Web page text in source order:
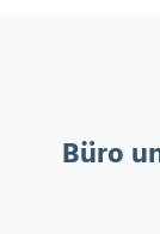
Büro